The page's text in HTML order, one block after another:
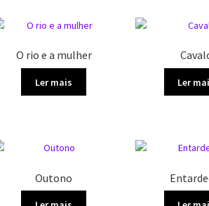
O rio e a mulher
Ler mais Ler
Outono